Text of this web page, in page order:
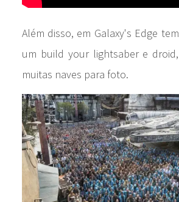
Além disso, em Galaxy's Edge
um build your lightsaber e
muitas naves para foto.